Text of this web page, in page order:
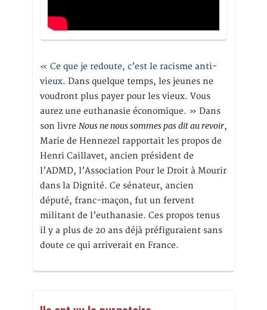
« Ce que je redoute, c’est le racisme anti-
vieux. Dans quelque temps, les jeunes ne
voudront plus payer pour les vieux. Vous
aurez une euthanasie économique. » Dans
son livre Nous ne nous sommes pas dit au revoir,
Marie de Hennezel rapportait les propos de
Henri Caillavet, ancien président de
l’ADMD, l’Association Pour le Droit à Mourir
dans la Dignité. Ce sénateur, ancien
député, franc-maçon, fut un fervent
militant de l’euthanasie. Ces propos tenus
il y a plus de 20 ans déjà préfiguraient sans
doute ce qui arriverait en France.